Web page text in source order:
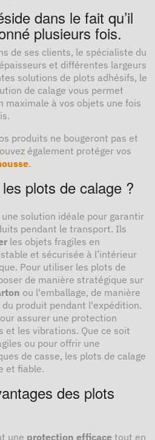
dans le fait qu’il
plusieurs fois.
de ses clients, le spécialiste du
et différentes largeurs
solutions de plots adhésifs, le
de calage vous permet
maximale à vos objets une fois
produits ne bougeront pas et
également protéger vos
.
plots de calage ?
solution idéale pour garantir
pendant le transport. Ils
les objets fragiles en
et sécurisée à l’intérieur
Pour utiliser les plots de
de manière stratégique sur
ou l'emballage, de manière
produit pendant l'expédition.
assurer une protection
et les vibrations. Que ce soit
ou pour offrir une
de casse, les plots de calage
et fiable.
des plots
une protection efficace tout en